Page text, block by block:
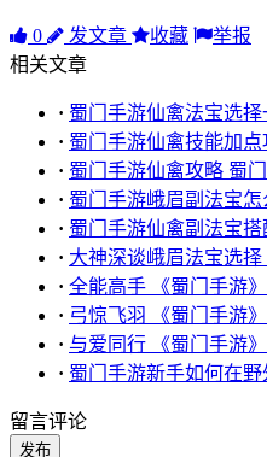
0 发文章 收藏
举报
相关文章
· 蜀门手游仙禽法宝选择
· 蜀门手游仙禽技能加点
· 蜀门手游仙禽攻略 蜀
· 蜀门手游峨眉副法宝怎
· 蜀门手游仙禽副法宝
· 大神深谈峨眉法宝选
· 全能高手 《蜀门手游
· 弓惊飞羽 《蜀门手游
· 与爱同行 《蜀门手游
· 蜀门手游新手如何在野
留言评论
发布